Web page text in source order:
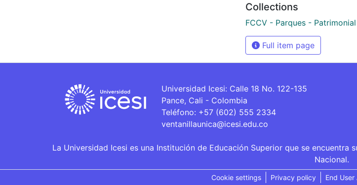
Collections
FCCV - Parques - Patrimonial
Full item page
Universidad Icesi: Calle 18 No. 122-135
Pance, Cali - Colombia
Teléfono: +57 (602) 555 2334
ventanillaunica@icesi.edu.co
La Universidad Icesi es una Institución de Educación Superior que se
Nacional.
Cookie settings Privacy policy End